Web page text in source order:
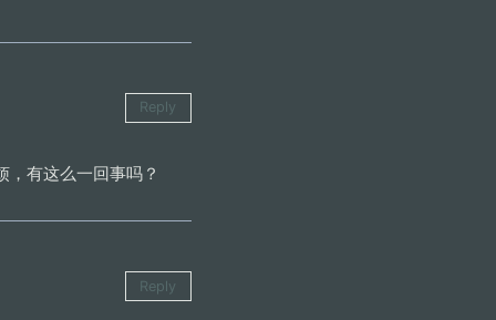
有这么一回事吗？
Reply
Reply